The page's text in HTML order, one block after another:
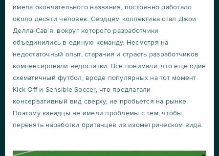
имела окончательного названия, постоянно работало
около десяти человек. Сердцем коллектива стал Джои
Делла-Сав'я, вокруг которого разработчики
объединились в единую команду. Несмотря на
недостаточный опыт, старания и страсть разработчиков
компенсировали недостатки. Все понимали, что еще один
схематичный футбол, вроде популярных на тот момент
Kick Off и Sensible Soccer, что предлагали
консервативный вид сверху, не пробьется на рынке.
Поэтому канадцы не имели проблемы с тем, чтобы
перенять наработки британцев из изометрическом вида.